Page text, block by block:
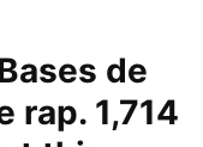
de
rap. 1,714